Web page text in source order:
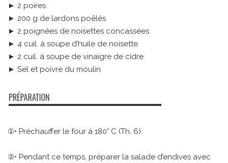
► 2 poires
► 200 g de lardons poêlés
► 2 poignées de noisettes concassées
► 4 cuil. à soupe d’huile de noisette
► 2 cuil. à soupe de vinaigre de cidre
► Sel et poivre du moulin
①• Préchauffer le four à 180° C (Th. 6).
②• Pendant ce temps, préparer la salade d’endives avec